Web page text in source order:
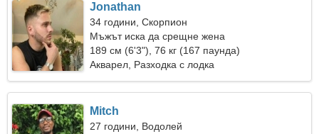
Jonathan
34 години, Скорпион
Мъжът иска да срещне жена
189 см (6'3"), 76 кг (167 паунда)
Акварел, Разходка с лодка
Mitch
27 години, Водолей